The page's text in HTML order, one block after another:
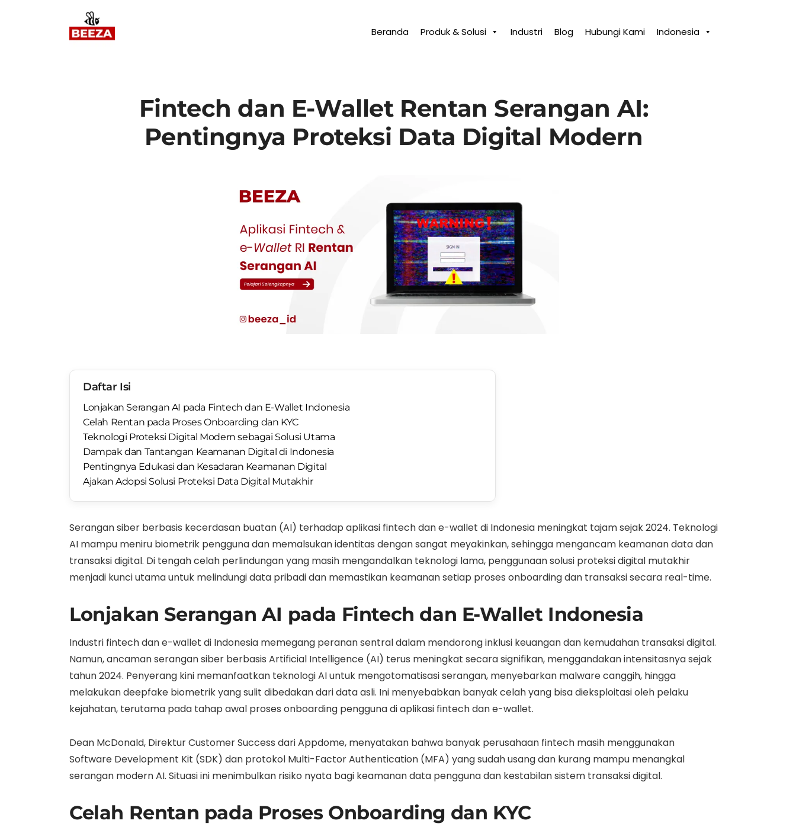
Beranda Produk & Solusi Industri Blog Hubungi Kami Indonesia
Fintech dan E-Wallet Rentan Serangan AI:
Pentingnya Proteksi Data Digital Modern
Daftar Isi
Lonjakan Serangan AI pada Fintech dan E-Wallet Indonesia
Celah Rentan pada Proses Onboarding dan KYC
Teknologi Proteksi Digital Modern sebagai Solusi Utama
Dampak dan Tantangan Keamanan Digital di Indonesia
Pentingnya Edukasi dan Kesadaran Keamanan Digital
Ajakan Adopsi Solusi Proteksi Data Digital Mutakhir
Serangan siber berbasis kecerdasan buatan (AI) terhadap aplikasi fintech dan e-wallet di Indonesia meningkat tajam sejak 2024. Teknologi
AI mampu meniru biometrik pengguna dan memalsukan identitas dengan sangat meyakinkan, sehingga mengancam keamanan data dan
transaksi digital. Di tengah celah perlindungan yang masih mengandalkan teknologi lama, penggunaan solusi proteksi digital mutakhir
menjadi kunci utama untuk melindungi data pribadi dan memastikan keamanan setiap proses onboarding dan transaksi secara real-time.
Lonjakan Serangan AI pada Fintech dan E-Wallet Indonesia
Industri fintech dan e-wallet di Indonesia memegang peranan sentral dalam mendorong inklusi keuangan dan kemudahan transaksi digital.
Namun, ancaman serangan siber berbasis Artificial Intelligence (AI) terus meningkat secara signifikan, menggandakan intensitasnya sejak
tahun 2024. Penyerang kini memanfaatkan teknologi AI untuk mengotomatisasi serangan, menyebarkan malware canggih, hingga
melakukan deepfake biometrik yang sulit dibedakan dari data asli. Ini menyebabkan banyak celah yang bisa dieksploitasi oleh pelaku
kejahatan, terutama pada tahap awal proses onboarding pengguna di aplikasi fintech dan e-wallet.
Dean McDonald, Direktur Customer Success dari Appdome, menyatakan bahwa banyak perusahaan fintech masih menggunakan
Software Development Kit (SDK) dan protokol Multi-Factor Authentication (MFA) yang sudah usang dan kurang mampu menangkal
serangan modern AI. Situasi ini menimbulkan risiko nyata bagi keamanan data pengguna dan kestabilan sistem transaksi digital.
Celah Rentan pada Proses Onboarding dan KYC